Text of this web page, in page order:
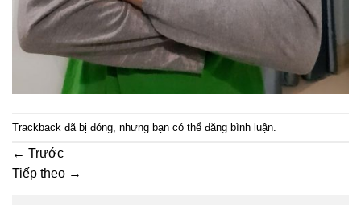
Trackback đã bị đóng, nhưng bạn có thể đăng bình luận
← Trước
Tiếp theo →